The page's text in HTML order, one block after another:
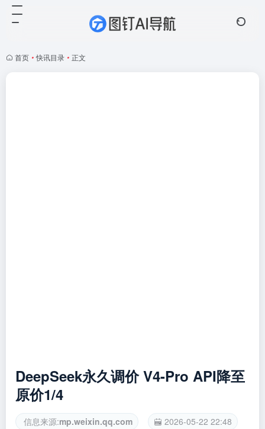
首页 • 快讯目录 • 正文
DeepSeek永久调价 V4-Pro API降至
原价1/4
信息来源:mp.weixin.qq.com 2026-05-22 22:48